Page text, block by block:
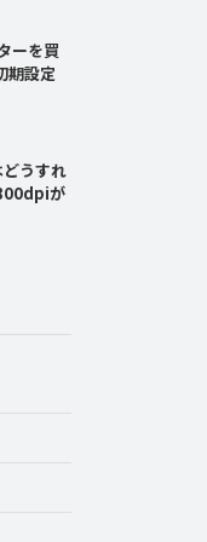
ーを買
期設定
うすれ
が